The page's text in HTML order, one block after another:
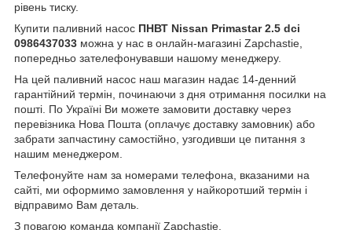
рівень тиску.
Купити паливний насос ПНВТ Nissan Primastar 2.5 dci
0986437033 можна у нас в онлайн-магазині Zapchastie,
попередньо зателефонувавши нашому менеджеру.
На цей паливний насос наш магазин надає 14-денний
гарантійний термін, починаючи з дня отримання посилки на
пошті. По Україні Ви можете замовити доставку через
перевізника Нова Пошта (оплачує доставку замовник) або
забрати запчастину самостійно, узгодивши це питання з
нашим менеджером.
Телефонуйте нам за номерами телефона, вказаними на
сайті, ми оформимо замовлення у найкоротший термін і
відправимо Вам деталь.
З повагою команда компанії Zapchastie.